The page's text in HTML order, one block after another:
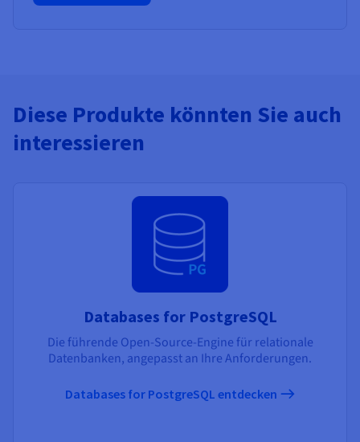
Diese Produkte könnten Sie auch
interessieren
Databases for PostgreSQL
Die führende Open-Source-Engine für relationale
Datenbanken, angepasst an Ihre Anforderungen.
Databases for PostgreSQL entdecken